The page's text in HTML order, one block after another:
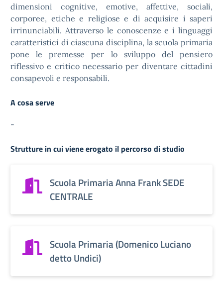
dimensioni cognitive, emotive, affettive, sociali,
corporee, etiche e religiose e di acquisire i saperi
irrinunciabili. Attraverso le conoscenze e i linguaggi
caratteristici di ciascuna disciplina, la scuola primaria
pone le premesse per lo sviluppo del pensiero
riflessivo e critico necessario per diventare cittadini
consapevoli e responsabili.
A cosa serve
-
Strutture in cui viene erogato il percorso di studio
Scuola Primaria Anna Frank SEDE
CENTRALE
Scuola Primaria (Domenico Luciano
detto Undici)